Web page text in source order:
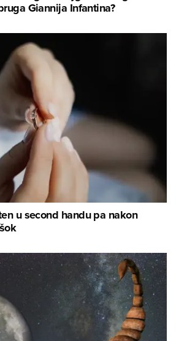
Giannija Infantina?
u second handu pa nakon